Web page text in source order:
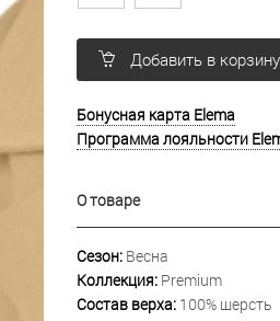
Добавить в корзину
Бонусная карта Elema
Программа лояльности
О товаре
Сезон:Весна
Коллекция:Premium
Состав верха:100% шерсть